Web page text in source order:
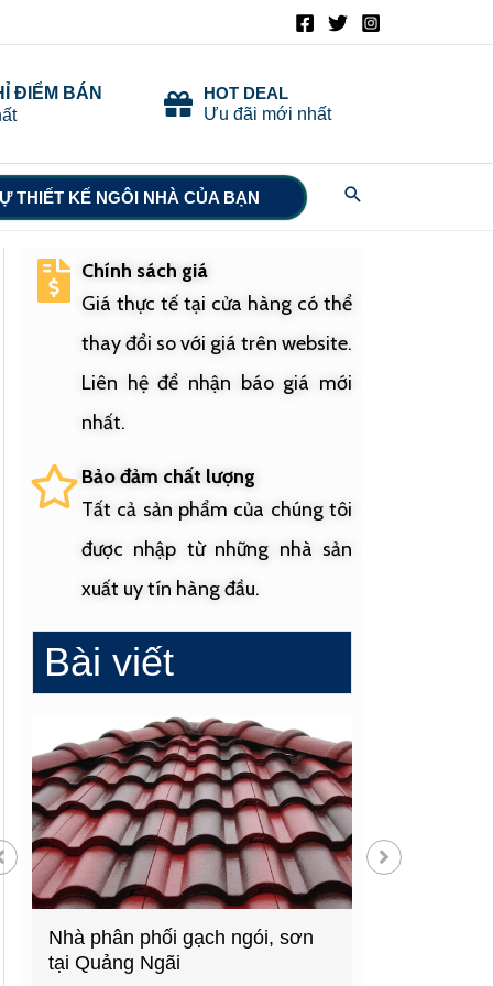
ĐIỂM BÁN
HOT DEAL
Ưu đãi mới nhất
THIẾT KẾ NGÔI NHÀ CỦA BẠN Search
Chính sách giá
Giá thực tế tại cửa hàng có thể
thay đổi so với giá trên website.
Liên hệ để nhận báo giá mới
nhất.
Bảo đảm chất lượng
Tất cả sản phẩm của chúng tôi
được nhập từ những nhà sản
xuất uy tín hàng đầu.
Bài viết
ngói, sơn
Cửa hàng vật liệu xây dựng